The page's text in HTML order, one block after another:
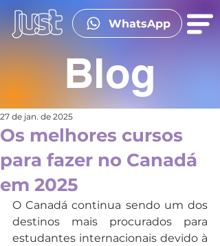
WhatsApp
Blog
Os melhores cursos
para fazer no Canadá
em 2025
27 de jan. de 2025
O Canadá continua sendo um dos
destinos mais procurados para
estudantes internacionais devido à